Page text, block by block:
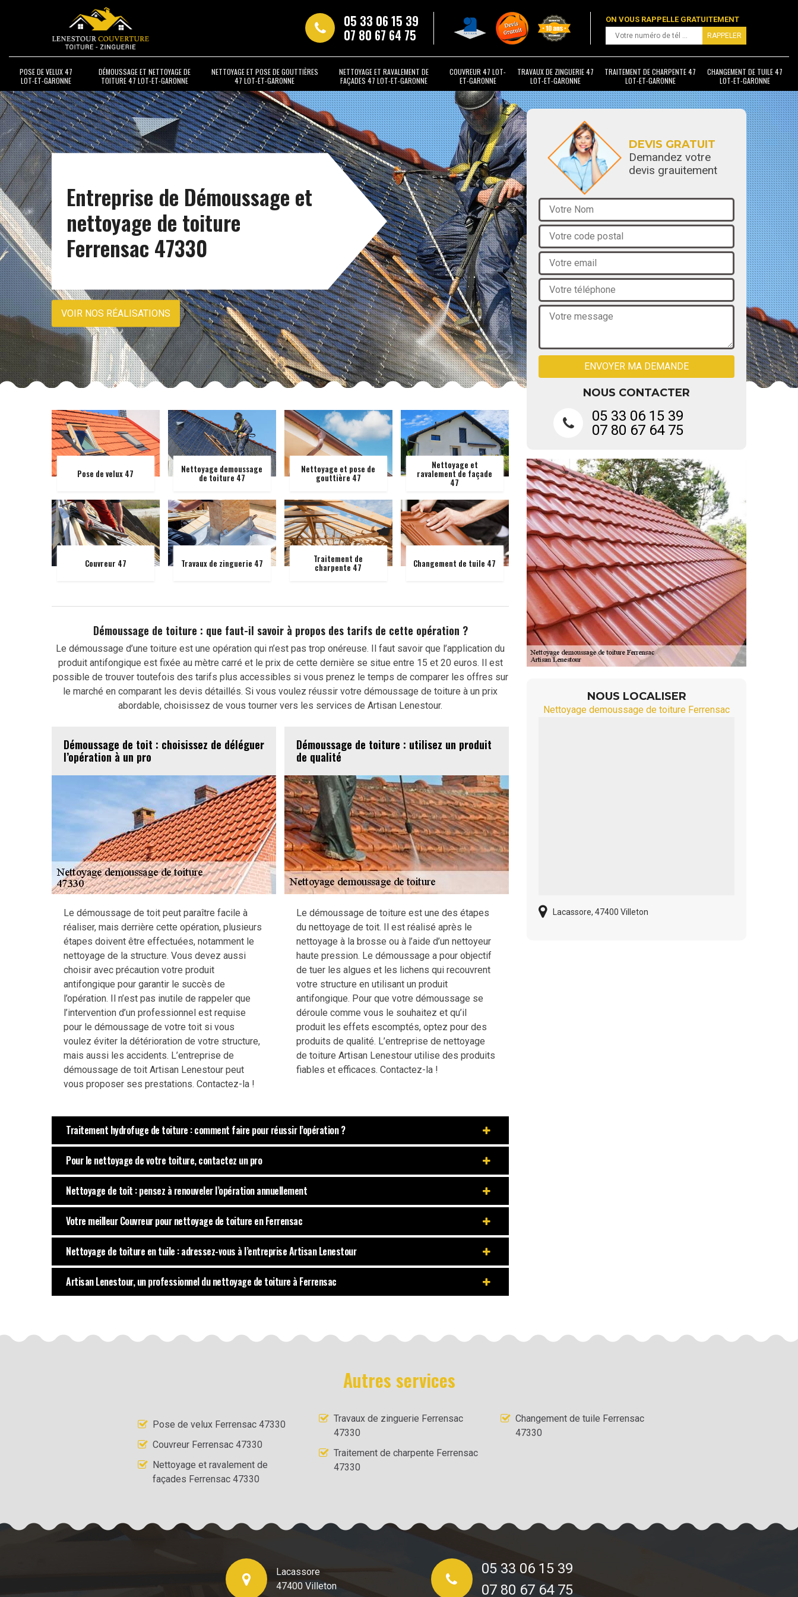
05 33 06 15 39
07 80 67 64 75
ON VOUS RAPPELLE GRATUITEMENT
POSE DE VELUX 47
LOT-ET-GARONNE
DÉMOUSSAGE ET NETTOYAGE DE
TOITURE 47 LOT-ET-GARONNE
NETTOYAGE ET POSE DE GOUTTIÈRES
47 LOT-ET-GARONNE
NETTOYAGE ET RAVALEMENT DE
FAÇADES 47 LOT-ET-GARONNE
COUVREUR 47 LOT-
ET-GARONNE
TRAVAUX DE ZINGUERIE 47
LOT-ET-GARONNE
TRAITEMENT DE CHARPENTE 47
LOT-ET-GARONNE
CHANGEMENT DE TUILE 47
LOT-ET-GARONNE
Entreprise de Démoussage et
nettoyage de toiture
Ferrensac 47330
VOIR NOS RÉALISATIONS
Pose de velux 47 Nettoyage demoussage
de toiture 47
Nettoyage et pose de
gouttière 47
Nettoyage et
ravalement de façade
47
Couvreur 47 Travaux de zinguerie 47 Traitement de
charpente 47 Changement de tuile 47
Démoussage de toiture : que faut-il savoir à propos des tarifs de cette opération ?
Le démoussage d’une toiture est une opération qui n’est pas trop onéreuse. Il faut savoir que l’application du
produit antifongique est fixée au mètre carré et le prix de cette dernière se situe entre 15 et 20 euros. Il est
possible de trouver toutefois des tarifs plus accessibles si vous prenez le temps de comparer les offres sur
le marché en comparant les devis détaillés. Si vous voulez réussir votre démoussage de toiture à un prix
abordable, choisissez de vous tourner vers les services de Artisan Lenestour.
Démoussage de toit : choisissez de déléguer
l’opération à un pro
Le démoussage de toit peut paraître facile à
réaliser, mais derrière cette opération, plusieurs
étapes doivent être effectuées, notamment le
nettoyage de la structure. Vous devez aussi
choisir avec précaution votre produit
antifongique pour garantir le succès de
l’opération. Il n’est pas inutile de rappeler que
l’intervention d’un professionnel est requise
pour le démoussage de votre toit si vous
voulez éviter la détérioration de votre structure,
mais aussi les accidents. L’entreprise de
démoussage de toit Artisan Lenestour peut
vous proposer ses prestations. Contactez-la !
Démoussage de toiture : utilisez un produit
de qualité
Le démoussage de toiture est une des étapes
du nettoyage de toit. Il est réalisé après le
nettoyage à la brosse ou à l’aide d’un nettoyeur
haute pression. Le démoussage a pour objectif
de tuer les algues et les lichens qui recouvrent
votre structure en utilisant un produit
antifongique. Pour que votre démoussage se
déroule comme vous le souhaitez et qu’il
produit les effets escomptés, optez pour des
produits de qualité. L’entreprise de nettoyage
de toiture Artisan Lenestour utilise des produits
fiables et efficaces. Contactez-la !
Traitement hydrofuge de toiture : comment faire pour réussir l’opération ?
Pour le nettoyage de votre toiture, contactez un pro
Nettoyage de toit : pensez à renouveler l’opération annuellement
Votre meilleur Couvreur pour nettoyage de toiture en Ferrensac
Nettoyage de toiture en tuile : adressez-vous à l’entreprise Artisan Lenestour
Artisan Lenestour, un professionnel du nettoyage de toiture à Ferrensac
DEVIS GRATUIT
Demandez votre
devis grauitement
NOUS CONTACTER
05 33 06 15 39
07 80 67 64 75
NOUS LOCALISER
Nettoyage demoussage de toiture Ferrensac
Lacassore, 47400 Villeton
Autres services
Pose de velux Ferrensac 47330
Couvreur Ferrensac 47330
Nettoyage et ravalement de
façades Ferrensac 47330
Travaux de zinguerie Ferrensac
47330
Traitement de charpente Ferrensac
47330
Changement de tuile Ferrensac
47330
Lacassore
47400 Villeton
05 33 06 15 39
07 80 67 64 75